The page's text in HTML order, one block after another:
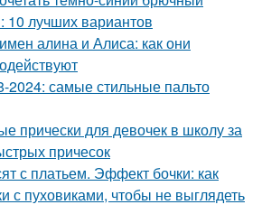
лучших вариантов
алина и Алиса: как они
2024: самые стильные пальто
прически для девочек в школу за
причесок
с платьем. Эффект бочки: как
с пуховиками, чтобы не выглядеть